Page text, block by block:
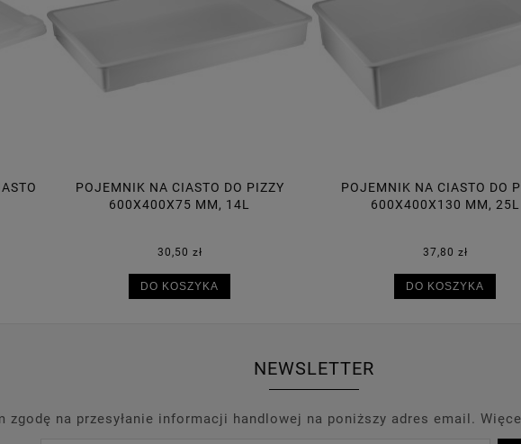
POJEMNIK NA CIASTO DO PIZZY
600X400X130 MM, 25L
37,80 zł
DO KOSZYKA
POJEMNIK NA CIASTO DO
600X400X95 MM, 18L
34,70 zł
DO KOSZYKA
NEWSLETTER
zgodę na przesyłanie informacji handlowej na poniższy adres email.